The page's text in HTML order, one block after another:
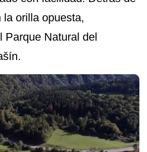
la orilla opuesta,
Parque Natural del